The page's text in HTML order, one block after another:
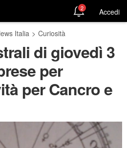
2 Accedi
Italia > Curiosità
di giovedì 3
per
per Cancro e